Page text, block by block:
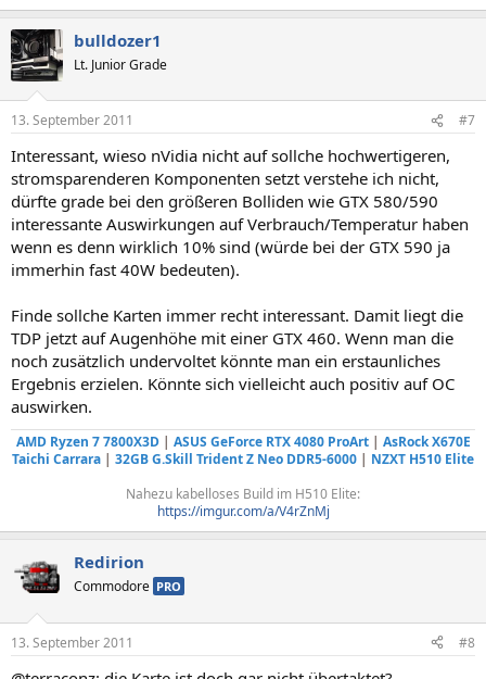
bulldozer1
Lt. Junior Grade
13. September 2011 #7
Interessant, wieso nVidia nicht auf sollche hochwertigeren,
stromsparenderen Komponenten setzt verstehe ich nicht,
dürfte grade bei den größeren Bolliden wie GTX 580/590
interessante Auswirkungen auf Verbrauch/Temperatur haben
wenn es denn wirklich 10% sind (würde bei der GTX 590 ja
immerhin fast 40W bedeuten).
Finde sollche Karten immer recht interessant. Damit liegt die
TDP jetzt auf Augenhöhe mit einer GTX 460. Wenn man die
noch zusätzlich undervoltet könnte man ein erstaunliches
Ergebnis erzielen. Könnte sich vielleicht auch positiv auf OC
auswirken.
AMD Ryzen 7 7800X3D | ASUS GeForce RTX 4080 ProArt | AsRock X670E
Taichi Carrara | 32GB G.Skill Trident Z Neo DDR5-6000 | NZXT H510 Elite
Nahezu kabelloses Build im H510 Elite:
https://imgur.com/a/V4rZnMj
Redirion
Commodore PRO
13. September 2011 #8